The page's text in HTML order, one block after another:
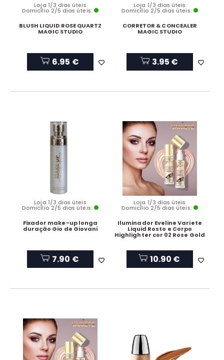
Loja 1/3 dias úteis
Domicílio 2/5 dias úteis:
BLUSH LIQUID ROSE QUARTZ
MAGIC STUDIO
6.95 €
Loja 1/3 dias úteis
Domicílio 2/5 dias úteis:
CORRETOR & CONCEALER
MAGIC STUDIO
3.95 €
Loja 1/3 dias úteis
Domicílio 2/5 dias úteis:
Fixador make-up longa
duração Gio de Giovani
7.90 €
Loja 1/3 dias úteis
Domicílio 2/5 dias úteis:
Iluminador Eveline Variete
Liquid Rosto e Corpo
Highlighter cor 02 Rose Gold
10.90 €